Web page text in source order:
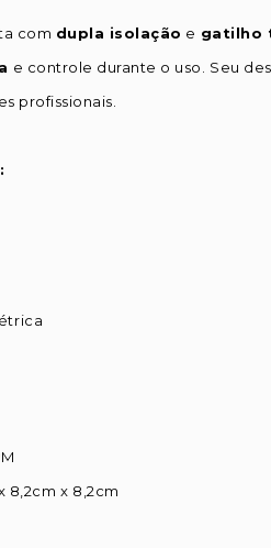
com dupla isolação e gatilho
e controle durante o uso. Seu
profissionais.
8,2cm x 8,2cm